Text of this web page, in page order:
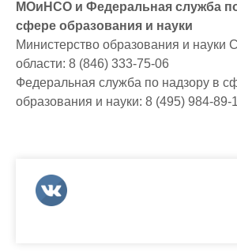
МОиНСО и Федеральная служба
сфере образования и науки
Министерство образования и науки
области: 8 (846) 333-75-06
Федеральная служба по надзору в
образования и науки: 8 (495) 984-89-